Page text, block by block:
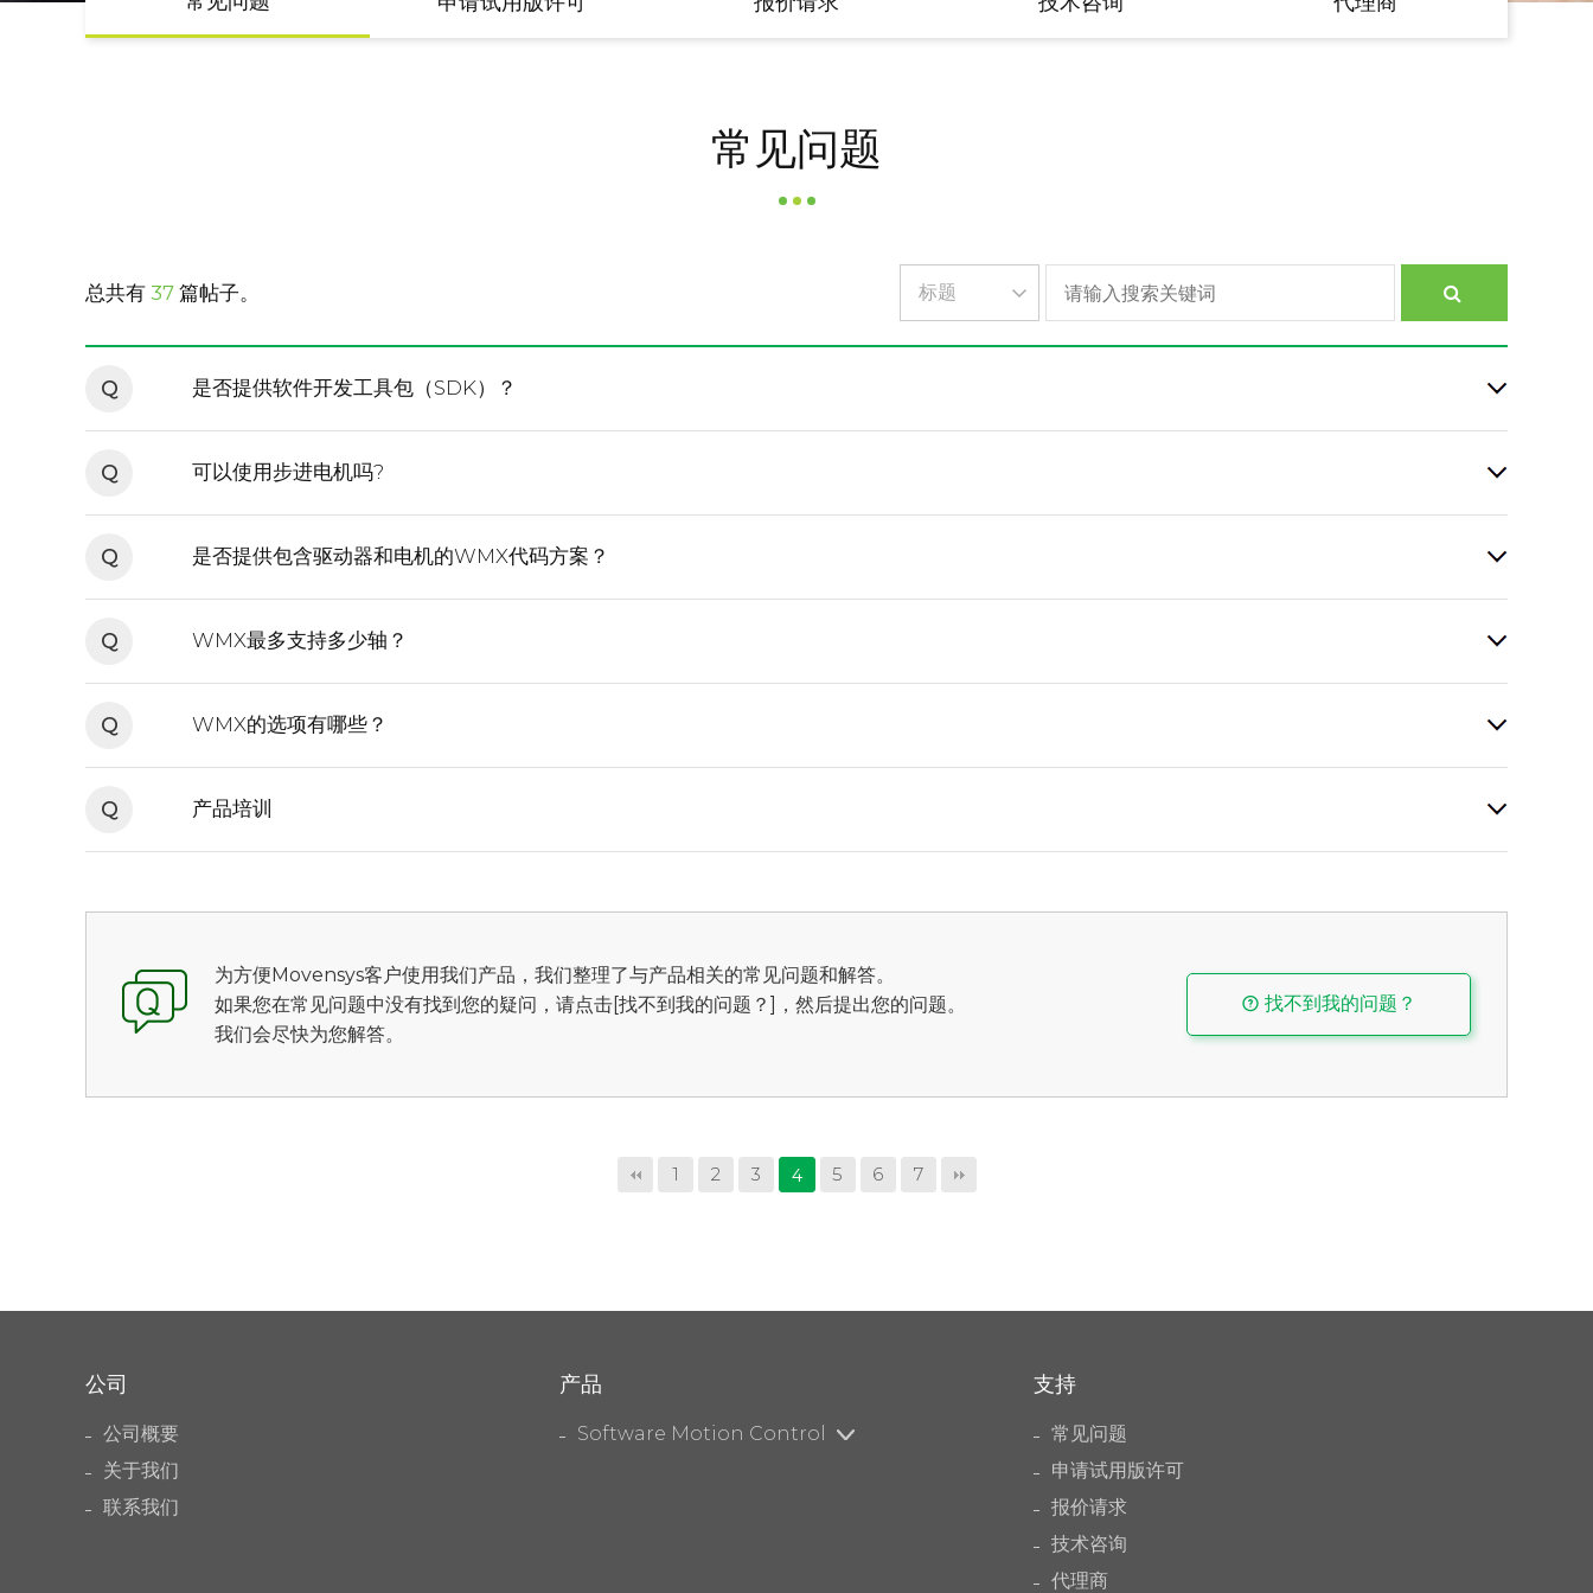
常见问题
总共有 37 篇帖子。
Q 是否提供软件开发工具包（SDK）？
Q 可以使用步进电机吗?
Q 是否提供包含驱动器和电机的WMX代码方案？
Q WMX最多支持多少轴？
Q WMX的选项有哪些？
Q 产品培训
为方便Movensys客户使用我们产品，我们整理了与产品相关的常见问题和解答。
如果您在常见问题中没有找到您的疑问，请点击[找不到我的问题？]，然后提出您的问题。
我们会尽快为您解答。
找不到我的问题？
1 2 3 4 5 6 7
公司
公司概要
关于我们
联系我们
产品
Software Motion Control
支持
常见问题
申请试用版许可
报价请求
技术咨询
代理商